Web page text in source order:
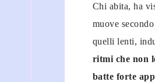
Chi abita, ha
muove
quelli lenti,
ritmi che non
batte forte